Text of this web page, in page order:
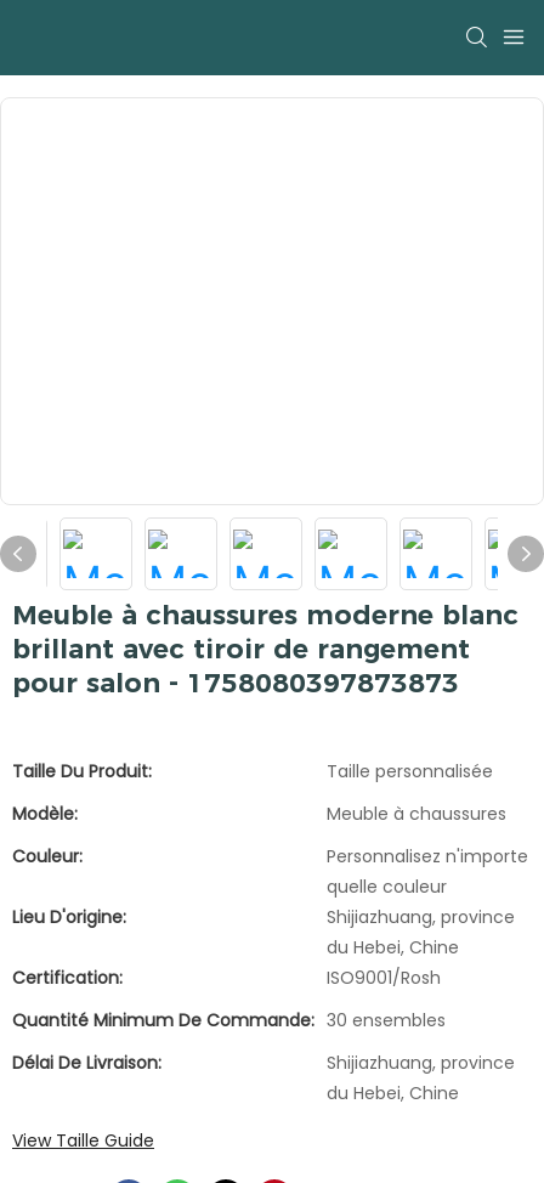
Meuble à chaussures moderne blanc
brillant avec tiroir de rangement
pour salon - 1758080397873873
Taille Du Produit:
Taille personnalisée
Modèle:
Meuble à chaussures
Couleur:
Personnalisez n'importe
quelle couleur
Lieu D'origine:
Shijiazhuang, province
du Hebei, Chine
Certification:
ISO9001/Rosh
Quantité Minimum De Commande: 30 ensembles
Délai De Livraison:
Shijiazhuang, province
du Hebei, Chine
View Taille Guide